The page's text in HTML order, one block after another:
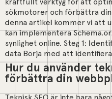
sökmotorer och förbättra
denna artikel kommer vi att
kan implementera
synlighet online. Steg 1:
data Börja med att
Hur du använder
förbättra din